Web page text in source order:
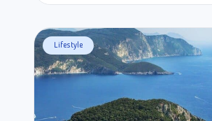
Lifestyle